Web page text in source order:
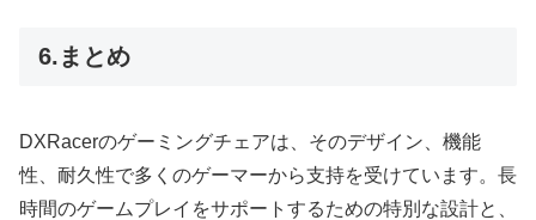
6.まとめ
DXRacerのゲーミングチェアは、そのデザイン、機能
性、耐久性で多くのゲーマーから支持を受けています。長
時間のゲームプレイをサポートするための特別な設計と、